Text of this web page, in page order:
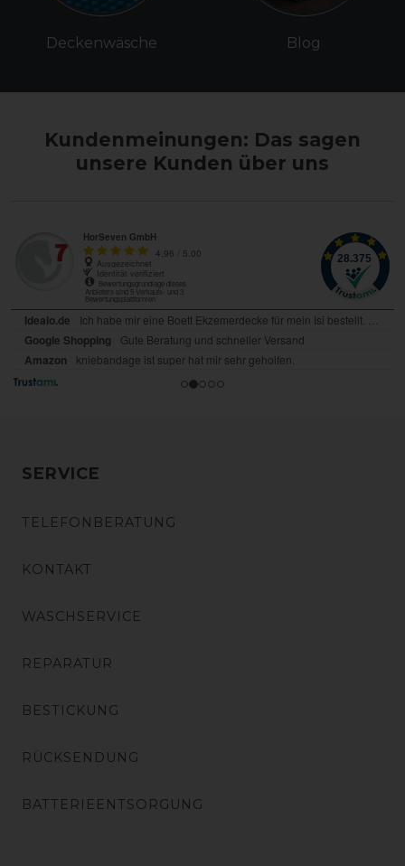
Deckenwäsche Blog
Kundenmeinungen: Das sagen
unsere Kunden über uns
SERVICE
TELEFONBERATUNG
KONTAKT
WASCHSERVICE
REPARATUR
BESTICKUNG
RÜCKSENDUNG
BATTERIEENTSORGUNG